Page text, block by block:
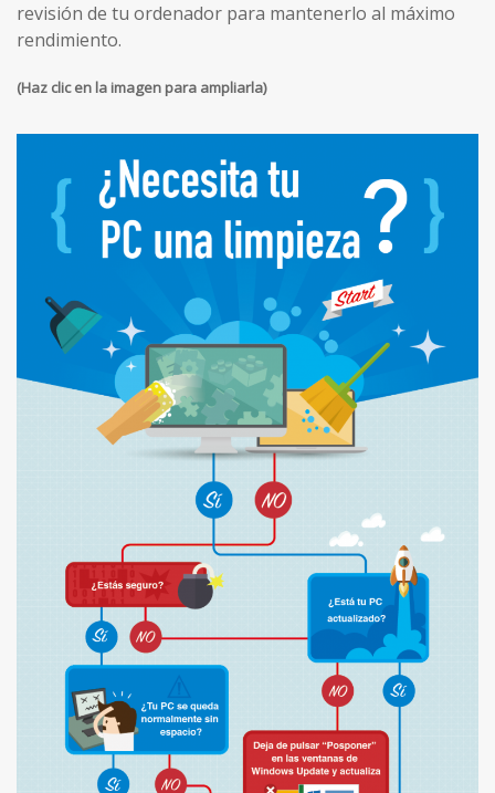
revisión de tu ordenador para mantenerlo al máximo
rendimiento.
(Haz clic en la imagen para ampliarla)